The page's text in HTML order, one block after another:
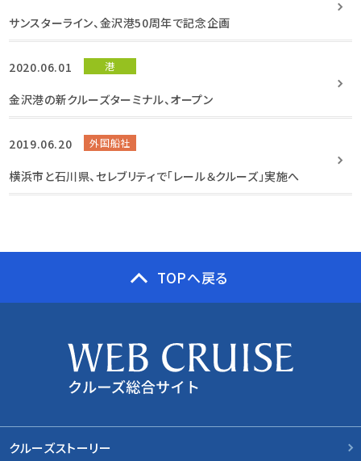
サンスターライン、金沢港50周年で記念企画
2020.06.01 港
金沢港の新クルーズターミナル、オープン
2019.06.20 外国船社
横浜市と石川県、セレブリティで「レール＆クルーズ」実施へ
TOPへ戻る
クルーズストーリー